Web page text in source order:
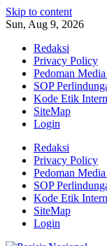
Skip to content
Sun, Aug 9, 2026
Redaksi
Privacy Policy
Pedoman
SOP
Kode Etik
SiteMap
Login
Redaksi
Privacy Policy
Pedoman
SOP
Kode Etik
SiteMap
Login